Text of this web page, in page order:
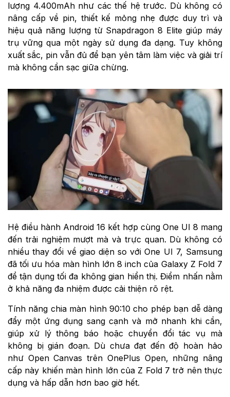
lượng 4.400mAh như các thế hệ trước. Dù không có
nâng cấp về pin, thiết kế mỏng nhẹ được duy trì và
hiệu quả năng lượng từ Snapdragon 8 Elite giúp máy
trụ vững qua một ngày sử dụng đa dạng. Tuy không
xuất sắc, pin vẫn đủ để bạn yên tâm làm việc và giải trí
mà không cần sạc giữa chừng.
Hệ điều hành Android 16 kết hợp cùng One UI 8 mang
đến trải nghiệm mượt mà và trực quan. Dù không có
nhiều thay đổi về giao diện so với One UI 7, Samsung
đã tối ưu hóa màn hình lớn 8 inch của Galaxy Z Fold 7
để tận dụng tối đa không gian hiển thị. Điểm nhấn nằm
ở khả năng đa nhiệm được cải thiện rõ rệt.
Tính năng chia màn hình 90:10 cho phép bạn dễ dàng
đẩy một ứng dụng sang cạnh và mở nhanh khi cần,
giúp xử lý thông báo hoặc chuyển đổi tác vụ mà
không bị gián đoạn. Dù chưa đạt đến độ hoàn hảo
như Open Canvas trên OnePlus Open, những nâng
cấp này khiến màn hình lớn của Z Fold 7 trở nên thực
dụng và hấp dẫn hơn bao giờ hết.